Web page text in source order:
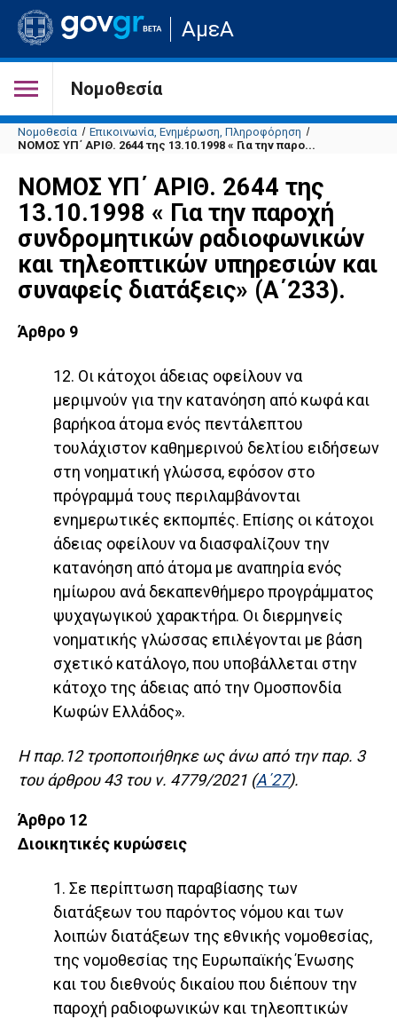
Μετάβαση
στην
σελίδα
του
ΑμεΑ
Νομοθεσία
Νομοθεσία
Επικοινωνία, Ενημέρωση, Πληροφόρηση
ΝΟΜΟΣ ΥΠ΄ ΑΡΙΘ. 2644 της 13.10.1998 « Για την παρο...
ΝΟΜΟΣ ΥΠ΄ ΑΡΙΘ. 2644 της
13.10.1998 « Για την παροχή
συνδρομητικών ραδιοφωνικών
και τηλεοπτικών υπηρεσιών και
συναφείς διατάξεις» (Α΄233).
Άρθρο 9
12. Οι κάτοχοι άδειας οφείλουν να
μεριμνούν για την κατανόηση από κωφά και
βαρήκοα άτομα ενός πεντάλεπτου
τουλάχιστον καθημερινού δελτίου ειδήσεων
στη νοηματική γλώσσα, εφόσον στο
πρόγραμμά τους περιλαμβάνονται
ενημερωτικές εκπομπές. Επίσης οι κάτοχοι
άδειας οφείλουν να διασφαλίζουν την
κατανόηση από άτομα με αναπηρία ενός
ημίωρου ανά δεκαπενθήμερο προγράμματος
ψυχαγωγικού χαρακτήρα. Οι διερμηνείς
νοηματικής γλώσσας επιλέγονται με βάση
σχετικό κατάλογο, που υποβάλλεται στην
κάτοχο της άδειας από την Ομοσπονδία
Κωφών Ελλάδος».
Η παρ.12 τροποποιήθηκε ως άνω από την παρ. 3
του άρθρου 43 του ν. 4779/2021 (Α΄27).
Άρθρο 12
Διοικητικές κυρώσεις
1. Σε περίπτωση παραβίασης των
διατάξεων του παρόντος νόμου και των
λοιπών διατάξεων της εθνικής νομοθεσίας,
της νομοθεσίας της Ευρωπαϊκής Ένωσης
και του διεθνούς δικαίου που διέπουν την
παροχή ραδιοφωνικών και τηλεοπτικών